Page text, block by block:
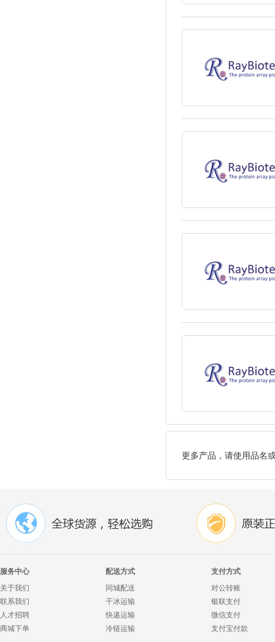
更多产品，请使用品名
服务中心
关于我们
联系我们
人才招聘
商城下单
配送方式
同城配送
干冰运输
快递运输
冷链运输
支付方式
对公转账
银联支付
微信支付
支付宝付款